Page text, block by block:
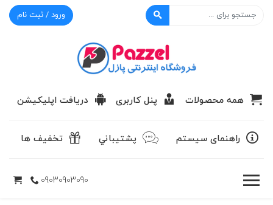
ورود / ثبت نام
همه محصولات پنل کاربری دریافت اپلیکیشن
راهنمای سیستم پشتيباني تخفیف ها
09030903090